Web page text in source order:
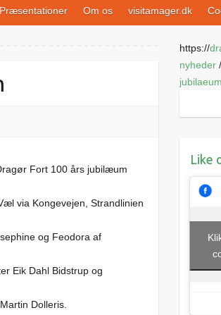
Præsentationer Om os visitamager.dk
Fort 100 års jubilæum
via Kongevejen, Strandlinien
og Feodora af
Eik Dahl Bidstrup og
Dolleris.
https://
nyheder/
jubilaeum
Like